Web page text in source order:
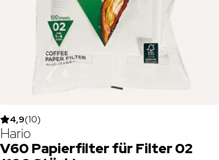
4,9(10)
Hario
V60 Papierfilter für Filter 02